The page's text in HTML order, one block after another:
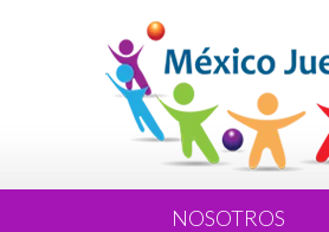
NOSOTROS